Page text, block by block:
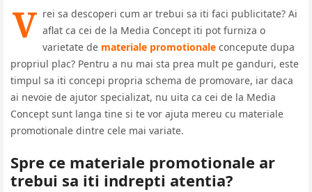
V rei sa descoperi cum ar trebui sa iti faci publicitate? Ai
aflat ca cei de la Media Concept iti pot furniza o
varietate de materiale promotionale concepute dupa
propriul plac? Pentru a nu mai sta prea mult pe ganduri, este
timpul sa iti concepi propria schema de promovare, iar daca
ai nevoie de ajutor specializat, nu uita ca cei de la Media
Concept sunt langa tine si te vor ajuta mereu cu materiale
promotionale dintre cele mai variate.
Spre ce materiale promotionale ar
trebui sa iti indrepti atentia?